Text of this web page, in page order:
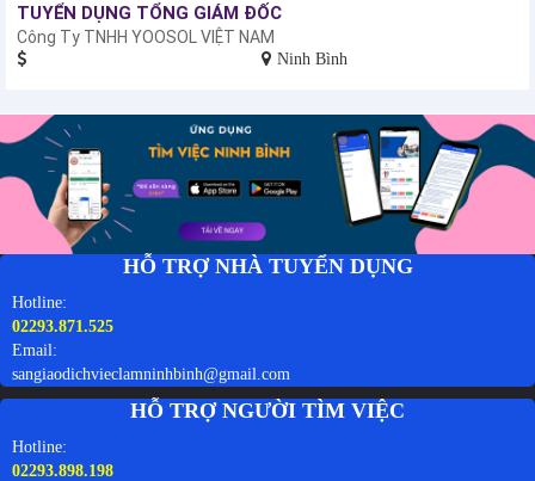
TUYỂN DỤNG TỔNG GIÁM ĐỐC
Công Ty TNHH YOOSOL VIỆT NAM
Ninh Bình
HỖ TRỢ NHÀ TUYỂN DỤNG
Hotline:
02293.871.525
Email:
sangiaodichvieclamninhbinh@gmail.com
HỖ TRỢ NGƯỜI TÌM VIỆC
Hotline:
02293.898.198